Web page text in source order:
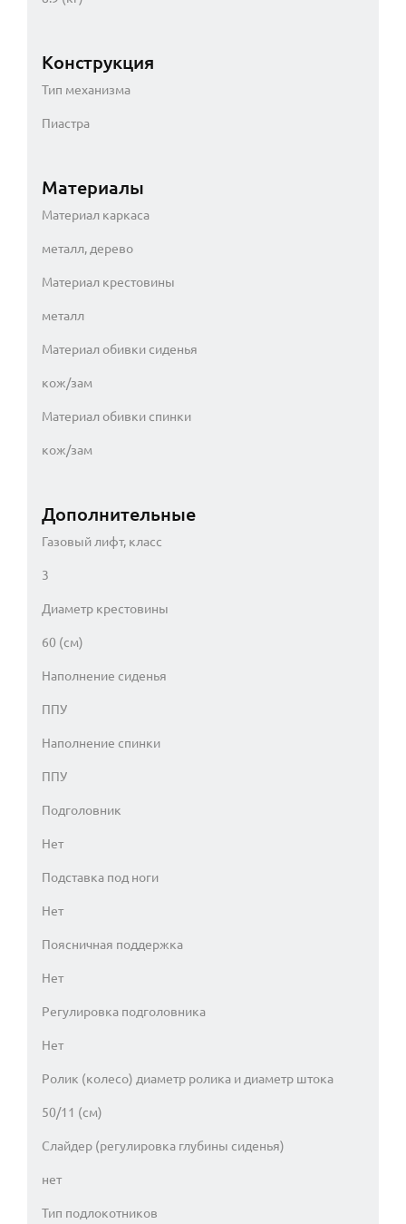
Конструкция
Тип механизма
Пиастра
Материалы
Материал каркаса
металл, дерево
Материал крестовины
металл
Материал обивки сиденья
кож/зам
Материал обивки спинки
кож/зам
Дополнительные
Газовый лифт, класс
3
Диаметр крестовины
60 (см)
Наполнение сиденья
ППУ
Наполнение спинки
ППУ
Подголовник
Нет
Подставка под ноги
Нет
Поясничная поддержка
Нет
Регулировка подголовника
Нет
Ролик (колесо) диаметр ролика и диаметр штока
50/11 (см)
Слайдер (регулировка глубины сиденья)
нет
Тип подлокотников